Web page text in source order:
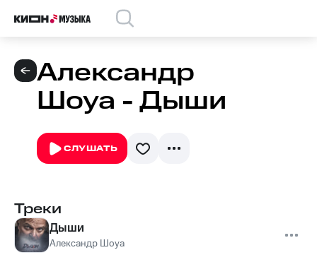
Александр
Шоуа - Дыши
СЛУШАТЬ
Треки
Дыши
Александр Шоуа